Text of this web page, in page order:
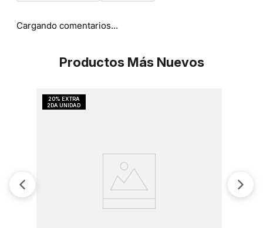
Cargando comentarios…
Productos Más Nuevos